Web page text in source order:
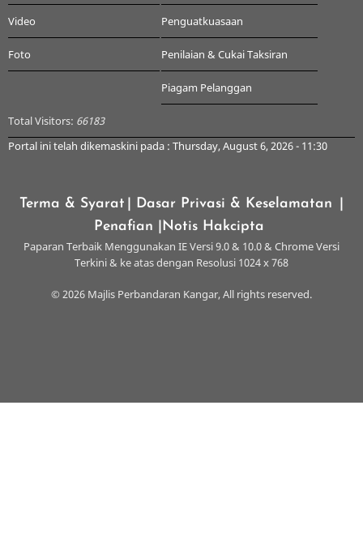
Video
Foto
Penguatkuasaan
Penilaian & Cukai Taksiran
Piagam Pelanggan
Total Visitors: 66183
Portal ini telah dikemaskini pada : Thursday, August 6, 2026 - 11:30
Terma & Syarat | Dasar Privasi & Keselamatan
Penafian
|Notis Hakcipta
Paparan Terbaik Menggunakan IE Versi 9.0 & 10.0 & Chrome Versi
Terkini & ke atas dengan Resolusi 1024 x 768
© 2026 Majlis Perbandaran Kangar, All rights reserved.